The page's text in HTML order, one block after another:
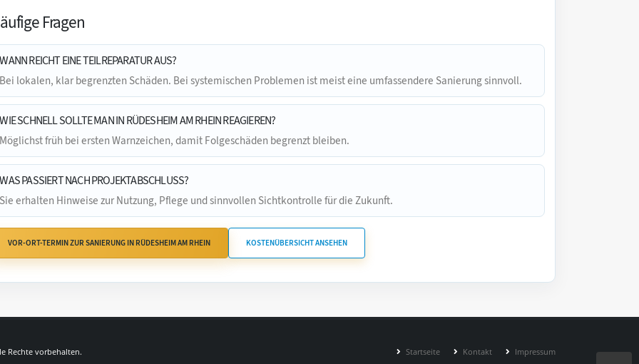
Fragen
WANN REICHT EINE TEILREPARATUR AUS?
Bei lokalen, klar begrenzten Schäden. Bei systemischen Problemen ist meist eine umfassendere Sanierung sinnvoll.
WIE SCHNELL SOLLTE MAN IN RÜDESHEIM AM RHEIN REAGIEREN?
Möglichst früh bei ersten Warnzeichen, damit Folgeschäden begrenzt bleiben.
WAS PASSIERT NACH PROJEKTABSCHLUSS?
Sie erhalten Hinweise zur Nutzung, Pflege und sinnvollen Sichtkontrolle für die Zukunft.
VOR-ORT-TERMIN ZUR SANIERUNG IN RÜDESHEIM AM RHEIN KOSTENÜBERSICHT ANSEHEN
Rechte vorbehalten. Startseite Kontakt
Impressum